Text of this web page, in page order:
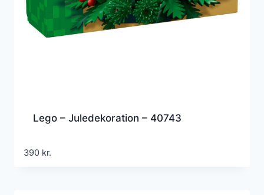
Lego – Juledekoration – 40743
390 kr.